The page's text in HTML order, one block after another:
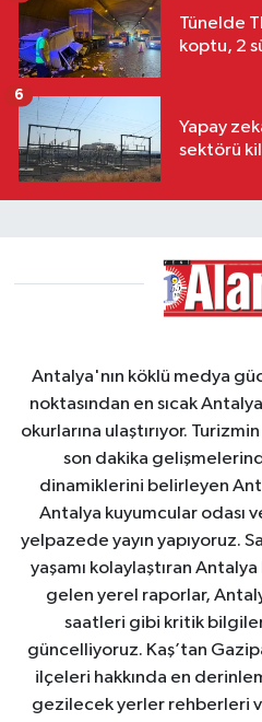
Tünelde
koptu, 2
Yapay
sektörü
6
Antalya'nın köklü medya
noktasından en sıcak Antalya
okurlarına ulaştırıyor.
son dakika
dinamiklerini belirleyen
Antalya kuyumcular odası
yelpazede yayın yapıyoruz.
yaşamı kolaylaştıran
gelen yerel raporlar,
saatleri gibi kritik
güncelliyoruz. Kaş’tan
ilçeleri hakkında en
gezilecek yerler rehberleri